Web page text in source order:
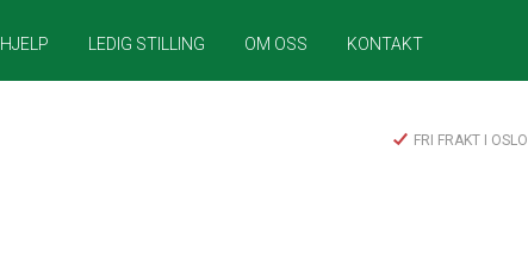
HJELP LEDIG STILLING OM OSS KONTAKT
FRI FRAKT I OSLO